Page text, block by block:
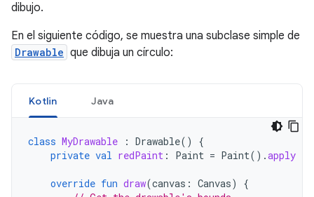
dibujo.
En el siguiente código, se muestra una subclase simple de
Drawable que dibuja un círculo:
Kotlin Java
class MyDrawable : Drawable()
{
private val redPaint : Paint = Paint().apply
override fun draw(canvas : Canvas)
{